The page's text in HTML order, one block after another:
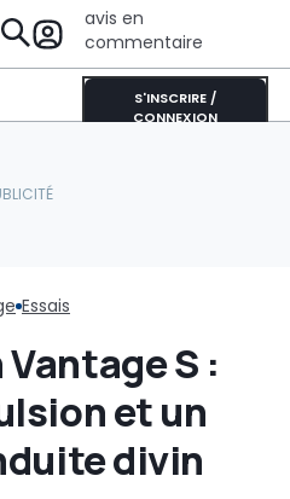
avis en
commentaire
S'INSCRIRE /
CONNEXION
Essais
S :
et un
divin